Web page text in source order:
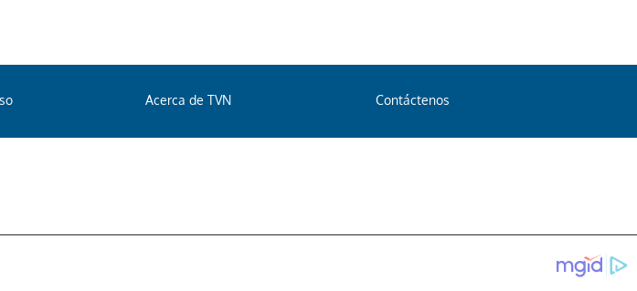
Acerca de TVN Contáctenos